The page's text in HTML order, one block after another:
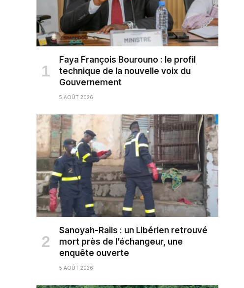
Faya François Bourouno : le profil
technique de la nouvelle voix du
Gouvernement
5 AOÛT 2026
Sanoyah-Rails : un Libérien retrouvé
mort près de l’échangeur, une
enquête ouverte
5 AOÛT 2026